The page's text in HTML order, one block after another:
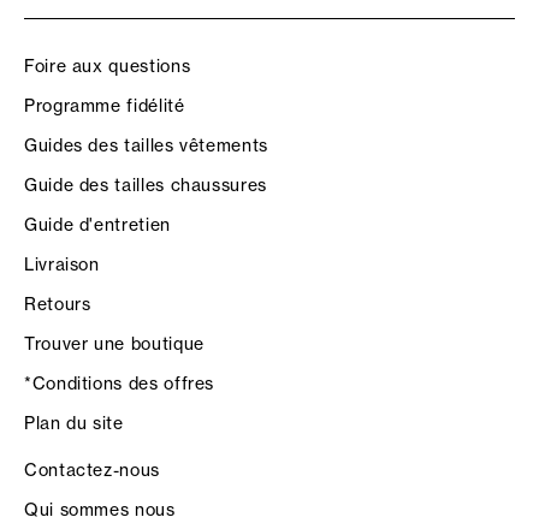
Foire aux questions
Programme fidélité
Guides des tailles vêtements
Guide des tailles chaussures
Guide d'entretien
Livraison
Retours
Trouver une boutique
*Conditions des offres
Plan du site
Contactez-nous
Qui sommes nous